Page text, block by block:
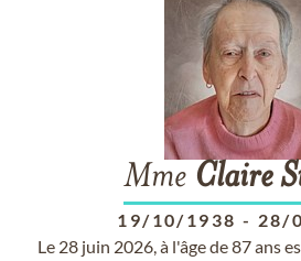
Mme Claire
19/10/1938 - 28/
Le 28 juin 2026, à l'âge de 87 ans